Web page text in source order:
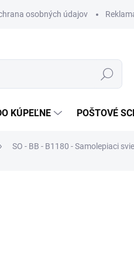
osobných údajov
Hľadať
KÚPEĽNE POŠTOVÉ
SO - BB - B1180 - Samolepiaci